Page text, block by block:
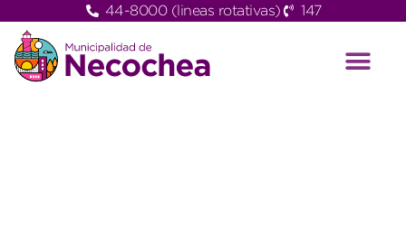
44-8000 (lineas rotativas) 147